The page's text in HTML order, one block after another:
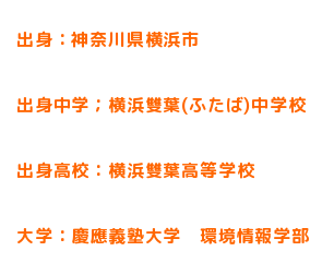
出身：神奈川県横浜市
出身中学；横浜雙葉(ふたば)中学校
出身高校：横浜雙葉高等学校
大学：慶應義塾大学 環境情報学部